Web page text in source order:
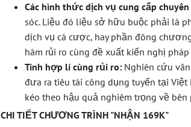
Các hình thức dịch vụ cung cấp chuyên
sóc. Liệu đó liệu sở hữu buộc phải là
dịch vụ cá cược, hay phần đông
hàm rủi ro cùng đề xuất kiến nghị
Tính hợp lí cùng rủi ro: Nghiên cứu
đưa ra tiêu tài công dụng tuyến tại
kéo theo hậu quả nghiêm trọng về bên
CHI TIẾT CHƯƠNG TRÌNH "NHẬN 169K"